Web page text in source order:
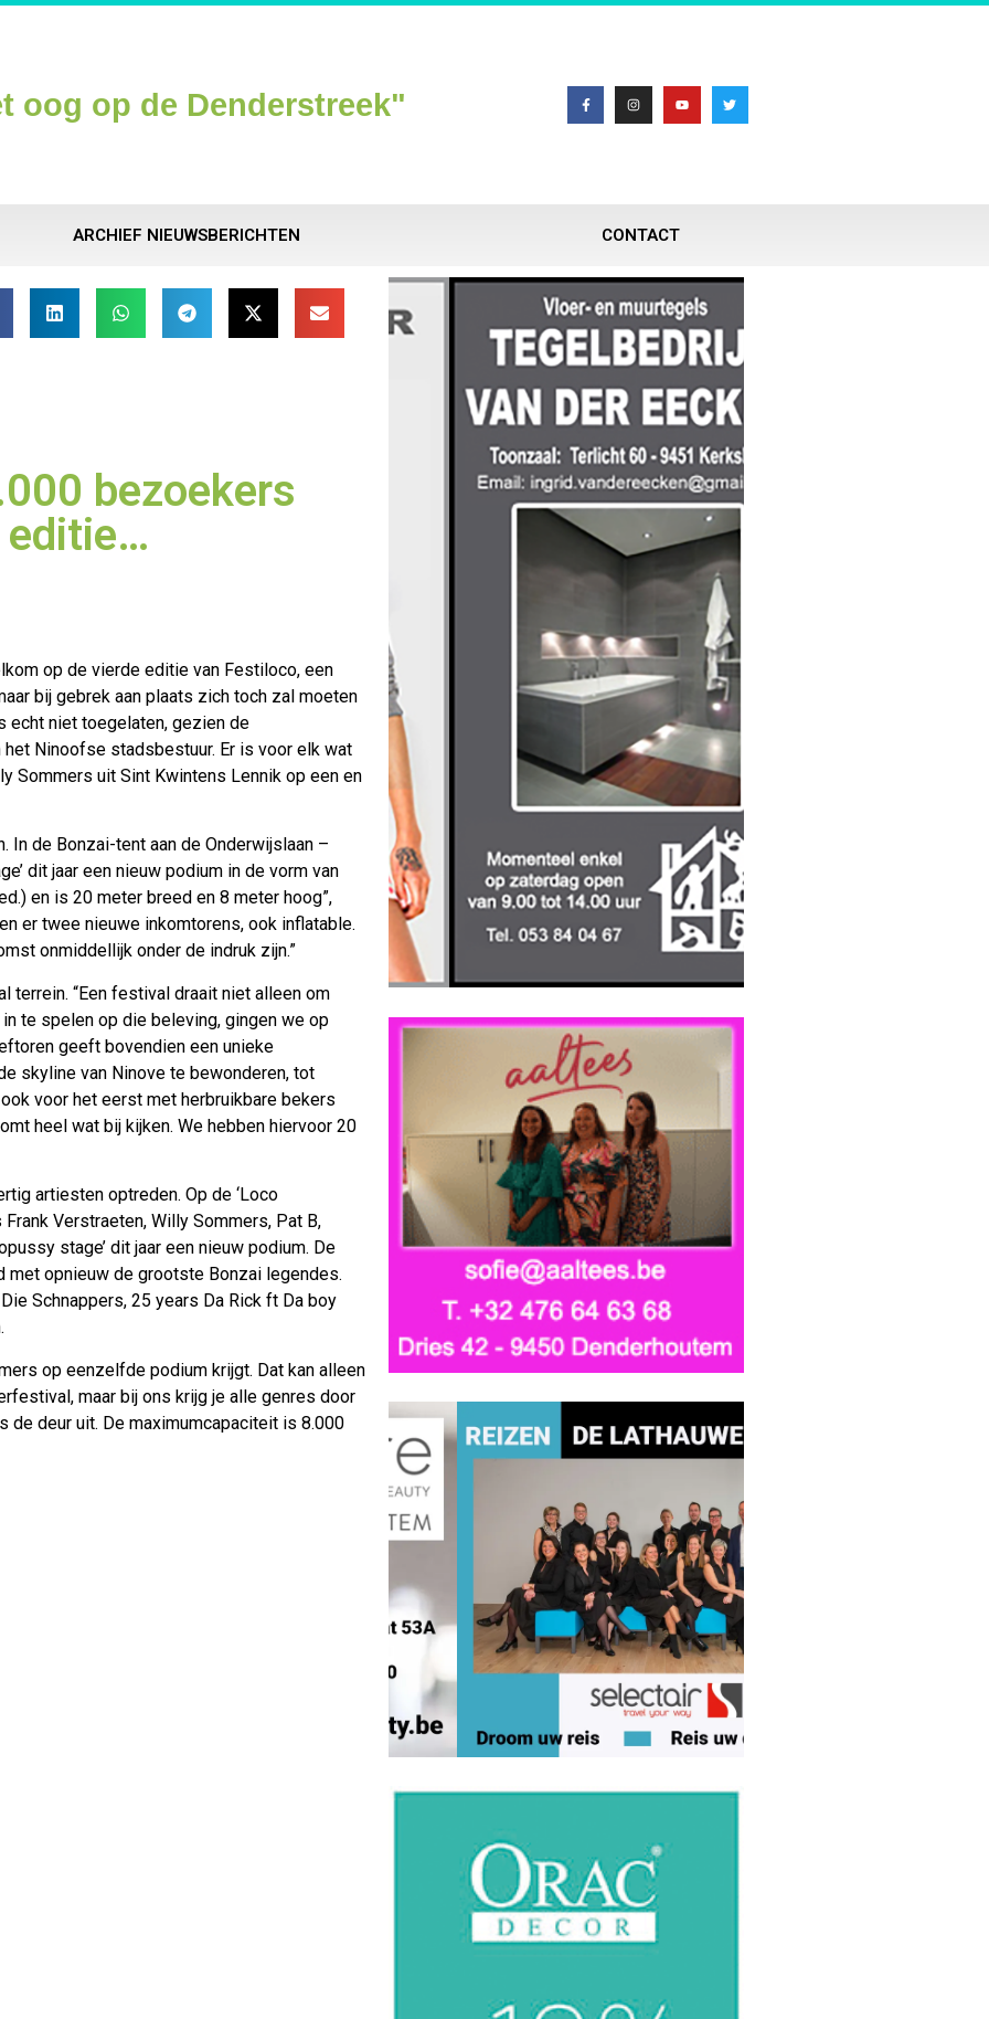
oog op de Denderstreek"
ARCHIEF NIEUWSBERICHTEN CONTACT
bezoekers
editie…
op de vierde editie van Festiloco, een
bij gebrek aan plaats zich toch zal moeten
echt niet toegelaten, gezien de
Ninoofse stadsbestuur. Er is voor elk wat
Sommers uit Sint Kwintens Lennik op een en
In de Bonzai-tent aan de Onderwijslaan –
dit jaar een nieuw podium in de vorm van
en is 20 meter breed en 8 meter hoog”,
er twee nieuwe inkomtorens, ook inflatable.
onmiddellijk onder de indruk zijn.”
“Een festival draait niet alleen om
te spelen op die beleving, gingen we op
geeft bovendien een unieke
skyline van Ninove te bewonderen, tot
voor het eerst met herbruikbare bekers
heel wat bij kijken. We hebben hiervoor 20
artiesten optreden. Op de ‘Loco
Verstraeten, Willy Sommers, Pat B,
stage’ dit jaar een nieuw podium. De
opnieuw de grootste Bonzai legendes.
Schnappers, 25 years Da Rick ft Da boy
op eenzelfde podium krijgt. Dat kan alleen
maar bij ons krijg je alle genres door
de deur uit. De maximumcapaciteit is 8.000